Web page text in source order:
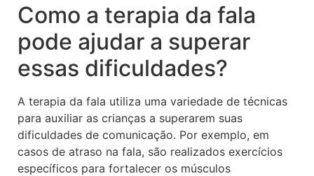
Como a terapia da fala
pode ajudar a superar
essas dificuldades?
A terapia da fala utiliza uma variedade de técnicas
para auxiliar as crianças a superarem suas
dificuldades de comunicação. Por exemplo, em
casos de atraso na fala, são realizados exercícios
específicos para fortalecer os músculos